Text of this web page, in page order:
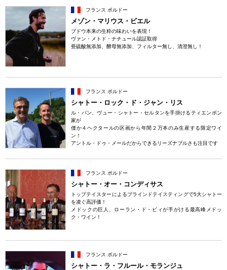
フランス ボルドー
メゾン・マリウス・ビエル
ブドウ本来の生粋の味わいを表現！
ヴァン・メトド・ナチュール認証取得
亜硫酸無添加、酵母無添加、フィルター無し、清澄無し！
フランス ボルドー
シャトー・ロック・ド・ジャン・リス
ル・パン、ヴュー・シャトー・セルタンを手掛けるティエンポン
家が
僅か４ヘクタールの区画から年間２万本のみ生産する限定ワイ
ン！
アントル・ドゥ・メールだからできるリーズナブルさも注目です
フランス ボルドー
シャトー・オー・コンディサス
トップテイスターによるブラインドテイスティングで5大シャトー
を凌ぐ高評価！
メドックの巨人、ローラン・ド・ビィが手がける最高峰メドッ
ク・ワイン！
フランス ボルドー
シャトー・ラ・フルール・モランジュ